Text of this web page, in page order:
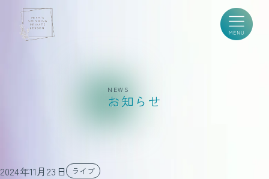
NEWS
お知らせ
2024年11月23日 ライブ